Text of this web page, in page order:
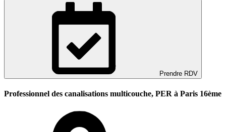
Prendre RDV
Professionnel des canalisations multicouche, PER à Paris 16ème